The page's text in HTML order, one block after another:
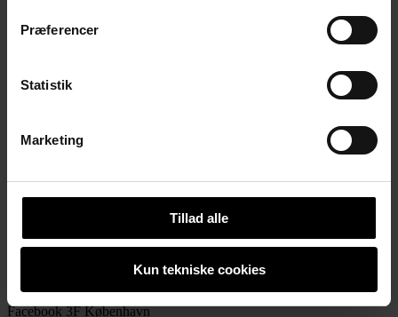
Præferencer
Statistik
Marketing
Tillad alle
Kun tekniske cookies
Fri adgang til 3F Superliga
Gratis advokathjælp
Og meget mere...
Bliv medlem
Følg din lokale afdeling på Facebook.
Facebook 3F København
Facebook 3F København